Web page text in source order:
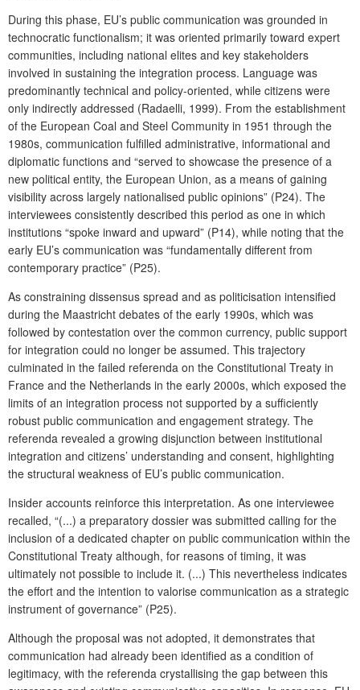
During this phase, EU’s public communication was grounded in
technocratic functionalism; it was oriented primarily toward expert
communities, including national elites and key stakeholders
involved in sustaining the integration process. Language was
predominantly technical and policy-oriented, while citizens were
only indirectly addressed (Radaelli, 1999). From the establishment
of the European Coal and Steel Community in 1951 through the
1980s, communication fulfilled administrative, informational and
diplomatic functions and “served to showcase the presence of a
new political entity, the European Union, as a means of gaining
visibility across largely nationalised public opinions” (P24). The
interviewees consistently described this period as one in which
institutions “spoke inward and upward” (P14), while noting that the
early EU’s communication was “fundamentally different from
contemporary practice” (P25).
As constraining dissensus spread and as politicisation intensified
during the Maastricht debates of the early 1990s, which was
followed by contestation over the common currency, public support
for integration could no longer be assumed. This trajectory
culminated in the failed referenda on the Constitutional Treaty in
France and the Netherlands in the early 2000s, which exposed the
limits of an integration process not supported by a sufficiently
robust public communication and engagement strategy. The
referenda revealed a growing disjunction between institutional
integration and citizens’ understanding and consent, highlighting
the structural weakness of EU’s public communication.
Insider accounts reinforce this interpretation. As one interviewee
recalled, “(...) a preparatory dossier was submitted calling for the
inclusion of a dedicated chapter on public communication within the
Constitutional Treaty although, for reasons of timing, it was
ultimately not possible to include it. (...) This nevertheless indicates
the effort and the intention to valorise communication as a strategic
instrument of governance” (P25).
Although the proposal was not adopted, it demonstrates that
communication had already been identified as a condition of
legitimacy, with the referenda crystallising the gap between this